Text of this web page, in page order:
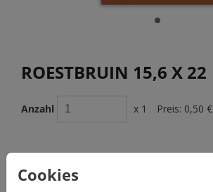
Cookies
ROESTBRUIN 15,6 X 22
Anzahl x 1 Preis: 0,50 €
BESCHREIBUNG